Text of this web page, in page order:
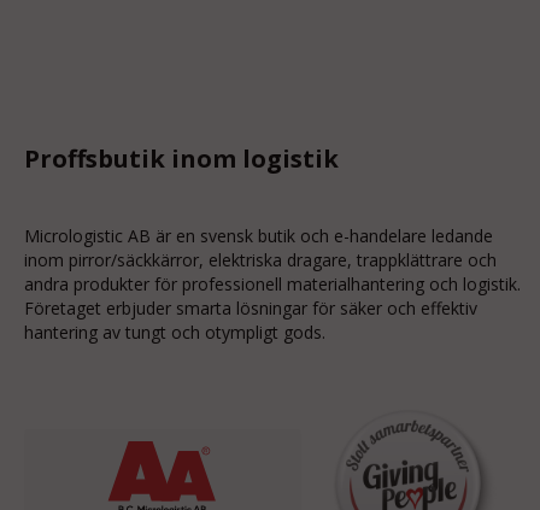
Proffsbutik inom logistik
Micrologistic AB är en svensk butik och e-handelare ledande
inom pirror/säckkärror, elektriska dragare, trappklättrare och
andra produkter för professionell materialhantering och logistik.
Företaget erbjuder smarta lösningar för säker och effektiv
hantering av tungt och otympligt gods.